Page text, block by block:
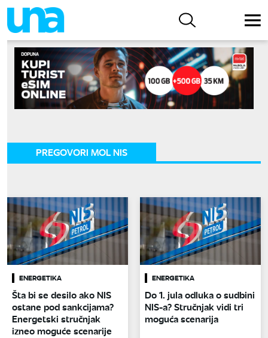
PREGOVORI MOL NIS
ENERGETIKA
Šta bi se desilo ako NIS
ostane pod sankcijama?
Energetski stručnjak
izneo moguće scenarije
ENERGETIKA
Do 1. jula odluka o sudbini
NIS-a? Stručnjak vidi tri
moguća scenarija